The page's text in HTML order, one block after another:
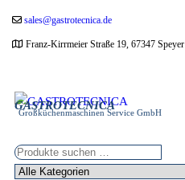
Zumsales@gastrotecnica.de
Franz-Kirrmeier Straße 19, 67347 Speyer
GASTROTECNICA
Großküchenmaschinen Service GmbH